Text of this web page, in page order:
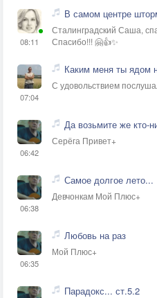
08:11
В самом центре
Сталинградский Саша,
Спасибо!!! 🤗👍✨
07:04
Каким меня ты ядом
С удовольствием
06:42
Да возьмите же кто-
Серёга Привет+
06:38
Самое долгое лето...
Девчонкам Мой Плюс+
06:35
Любовь на раз
Мой Плюс+
Парадокс... ст.5.2